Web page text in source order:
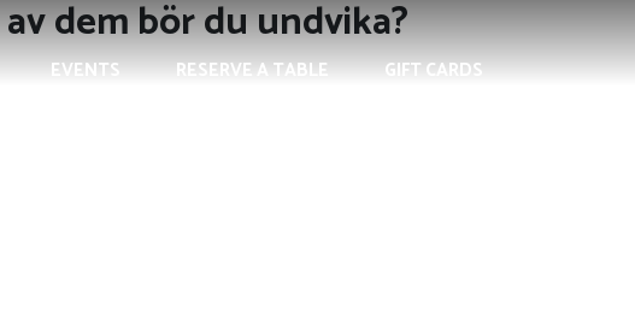
EVENTS RESERVE A TABLE GIFT CARDS
dem bör du undvika?